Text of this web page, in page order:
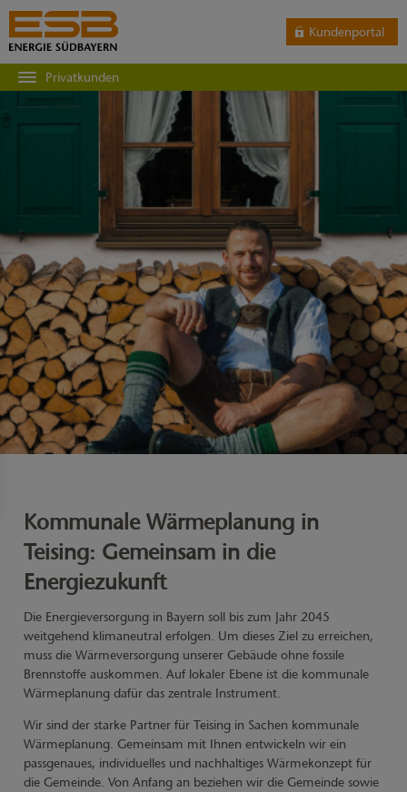
Kundenportal
Privatkunden
Kommunale Wärmeplanung in
Teising: Gemeinsam in die
Energiezukunft
Die Energieversorgung in Bayern soll bis zum Jahr 2045
weitgehend klimaneutral erfolgen. Um dieses Ziel zu erreichen,
muss die Wärmeversorgung unserer Gebäude ohne fossile
Brennstoffe auskommen. Auf lokaler Ebene ist die kommunale
Wärmeplanung dafür das zentrale Instrument.
Wir sind der starke Partner für Teising in Sachen kommunale
Wärmeplanung. Gemeinsam mit Ihnen entwickeln wir ein
passgenaues, individuelles und nachhaltiges Wärmekonzept für
die Gemeinde. Von Anfang an beziehen wir die Gemeinde sowie